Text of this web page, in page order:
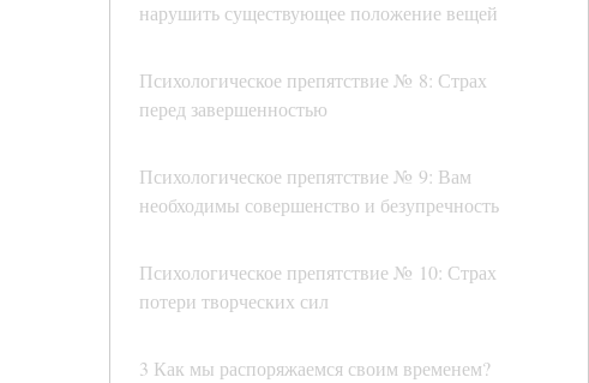
нарушить существующее положение вещей
Психологическое препятствие № 8: Страх
перед завершенностью
Психологическое препятствие № 9: Вам
необходимы совершенство и безупречность
Психологическое препятствие № 10: Страх
потери творческих сил
3 Как мы распоряжаемся своим временем?